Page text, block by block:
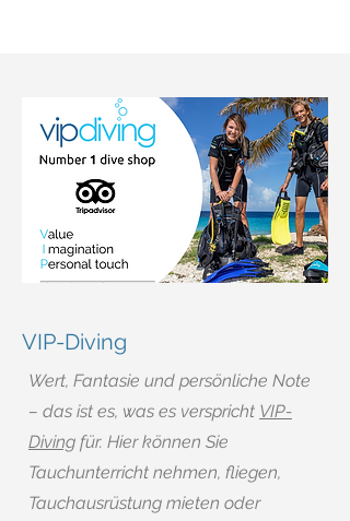
VIP-Diving
Wert, Fantasie und persönliche Note
– das ist es, was es verspricht VIP-
Diving für. Hier können Sie
Tauchunterricht nehmen, fliegen,
Tauchausrüstung mieten oder